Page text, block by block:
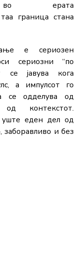
ерата
граница стана
е сериозен
сериозни “по
се јавува кога
а импулсот го
се одделува од
контекстот.
уште еден дел од
и без